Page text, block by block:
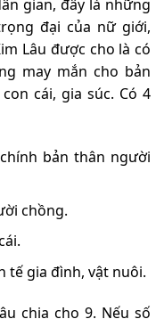
gian, đây là những
đại của nữ giới,
Lâu được cho là có
may mắn cho bản
cái, gia súc. Có 4
bản thân người
chồng.
tế gia đình, vật nuôi.
chia cho 9. Nếu số